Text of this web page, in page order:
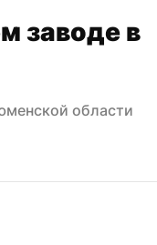
заводе в
области